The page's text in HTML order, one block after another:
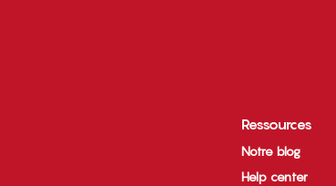
Ressources
Notre blog
Help center